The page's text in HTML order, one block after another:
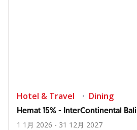
Hotel & Travel Dining
Hemat 15% - InterContinental Bali
1 1月 2026 - 31 12月 2027